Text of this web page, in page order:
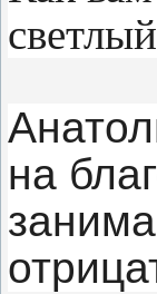
на